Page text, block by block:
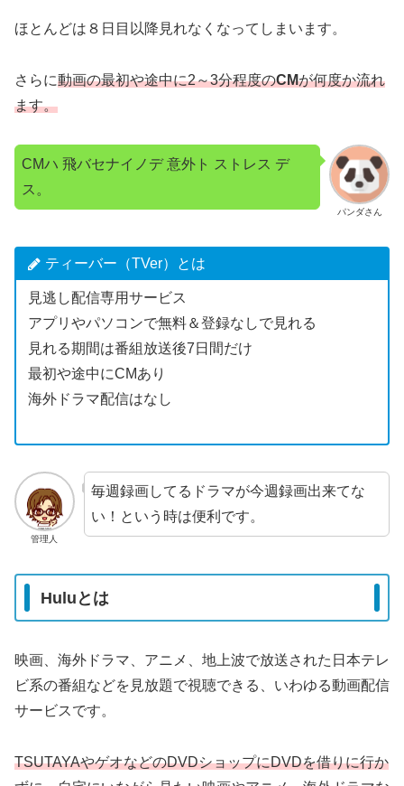
ほとんどは８日目以降見れなくなってしまいます。
さらに動画の最初や途中に2～3分程度のCMが何度か流れ
ます。
パンダさん
CMハ 飛バセナイノデ 意外ト ストレス デ
ス。
ティーバー（TVer）とは
見逃し配信専用サービス
アプリやパソコンで無料＆登録なしで見れる
見れる期間は番組放送後7日間だけ
最初や途中にCMあり
海外ドラマ配信はなし
管理人
毎週録画してるドラマが今週録画出来てな
い！という時は便利です。
Huluとは
映画、海外ドラマ、アニメ、地上波で放送された日本テレ
ビ系の番組などを見放題で視聴できる、いわゆる動画配信
サービスです。
TSUTAYAやゲオなどのDVDショップにDVDを借りに行か